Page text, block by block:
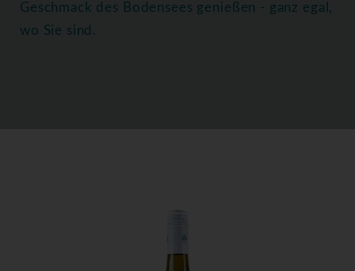
Geschmack des Bodensees genießen - ganz egal,
wo Sie sind.